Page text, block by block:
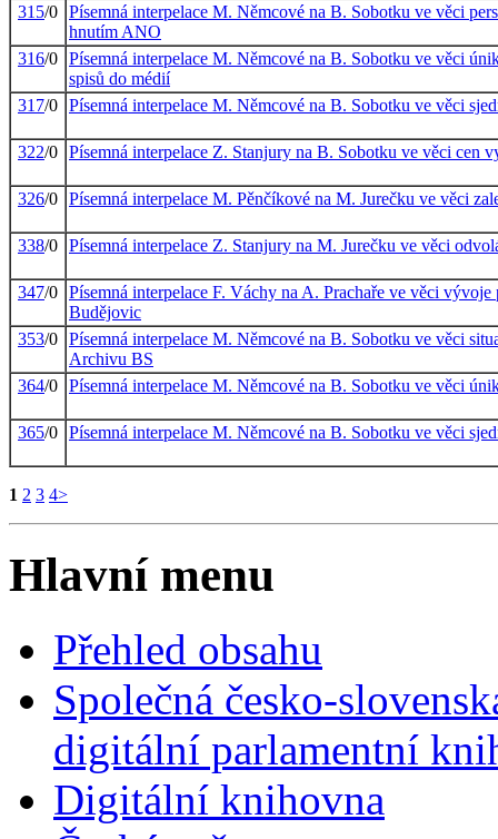
315/0 Písemná interpelace M. Němcové na B. Sobotku ve věci
hnutím ANO
316/0 Písemná interpelace M. Němcové na B. Sobotku ve věci
spisů do médií
317/0 Písemná interpelace M. Němcové na B. Sobotku ve věci
322/0 Písemná interpelace Z. Stanjury na B. Sobotku ve věci cen
326/0 Písemná interpelace M. Pěnčíkové na M. Jurečku ve věci
338/0 Písemná interpelace Z. Stanjury na M. Jurečku ve věci
347/0 Písemná interpelace F. Váchy na A. Prachaře ve věci
Budějovic
353/0 Písemná interpelace M. Němcové na B. Sobotku ve věci
Archivu BS
364/0 Písemná interpelace M. Němcové na B. Sobotku ve věci
365/0 Písemná interpelace M. Němcové na B. Sobotku ve věci
1 2 3 4>
Hlavní menu
Přehled obsahu
Společná česko-
digitální parlamentní
Digitální knihovna